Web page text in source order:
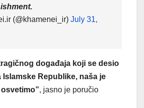
(@khamenei_ir) July 31,
događaja koji se desio
Republike, naša je
, jasno je poručio